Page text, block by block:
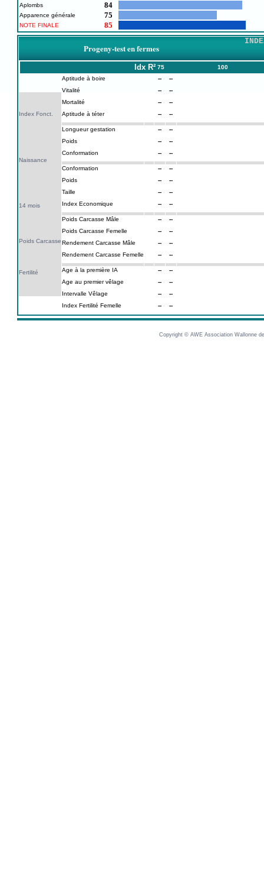
Aplombs 84
Apparence générale 75
NOTE FINALE 85
Progeny-test en fermes
Idx R² 75 100
Index Fonct.
Naissance
14 mois
Poids Carcasse
Fertilité
Aptitude à boire --
--
Vitalité
--
--
Mortalité
--
--
Aptitude à téter
-- --
Longueur gestation --
--
Poids
--
--
Conformation
-- --
Conformation --
--
Poids
--
--
Taille
--
--
Index Economique
-- --
Poids Carcasse Mâle --
--
Poids Carcasse Femelle
--
--
Rendement Carcasse Mâle
--
--
Rendement Carcasse Femelle
-- --
Age à la première IA --
--
Age au premier vêlage
--
--
Intervalle Vêlage
--
--
Index Fertilité Femelle
-- --
Copyright © AWE Association Wallonne